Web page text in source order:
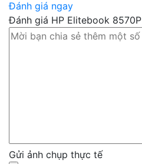
Đánh giá ngay
Đánh giá HP Elitebook 8570P
Gửi ảnh chụp thực tế